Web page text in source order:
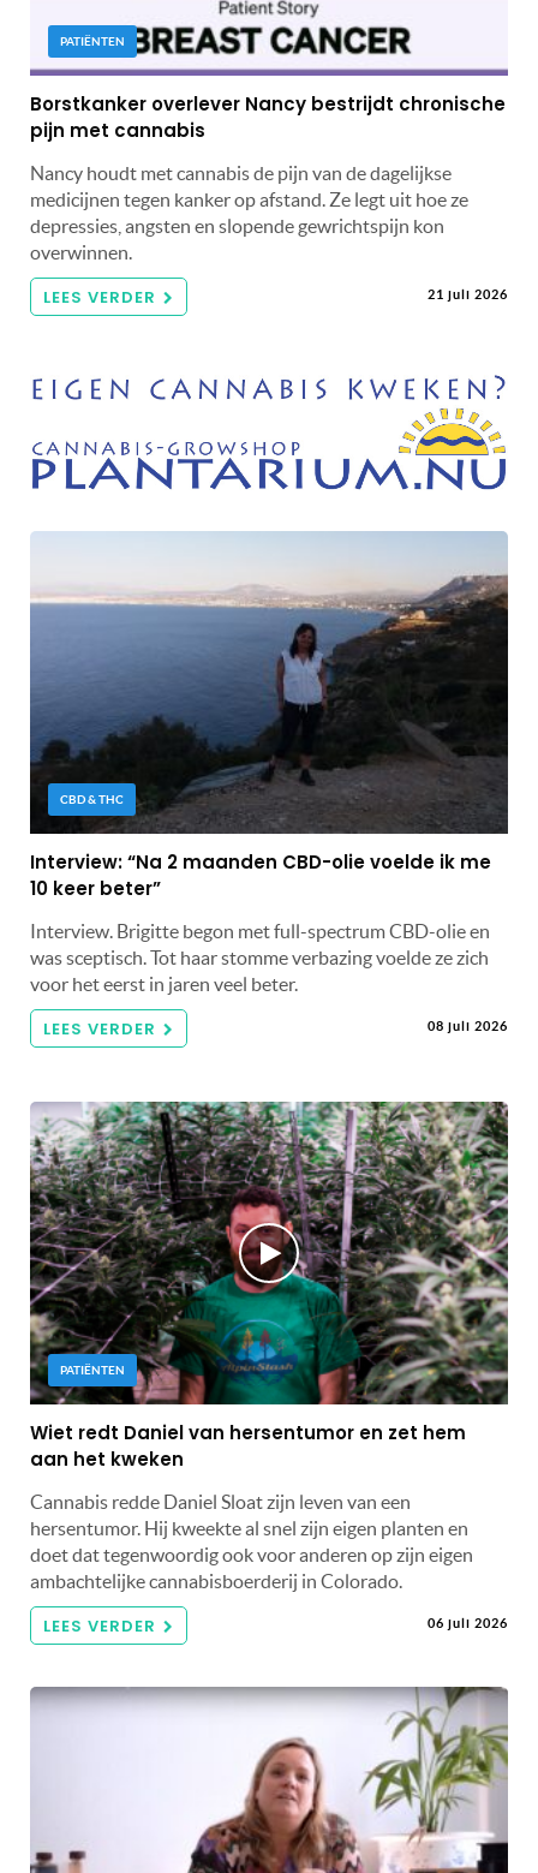
PATIËNTEN
Borstkanker overlever Nancy bestrijdt chronische
pijn met cannabis
Nancy houdt met cannabis de pijn van de dagelijkse
medicijnen tegen kanker op afstand. Ze legt uit hoe ze
depressies, angsten en slopende gewrichtspijn kon
overwinnen.
LEES VERDER 21 juli 2026
CBD & THC
Interview: “Na 2 maanden CBD-olie voelde ik me
10 keer beter”
Interview. Brigitte begon met full-spectrum CBD-olie en
was sceptisch. Tot haar stomme verbazing voelde ze zich
voor het eerst in jaren veel beter.
LEES VERDER 08 juli 2026
PATIËNTEN
Wiet redt Daniel van hersentumor en zet hem
aan het kweken
Cannabis redde Daniel Sloat zijn leven van een
hersentumor. Hij kweekte al snel zijn eigen planten en
doet dat tegenwoordig ook voor anderen op zijn eigen
ambachtelijke cannabisboerderij in Colorado.
LEES VERDER 06 juli 2026